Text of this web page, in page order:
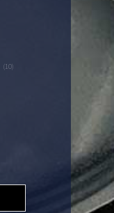
(10)